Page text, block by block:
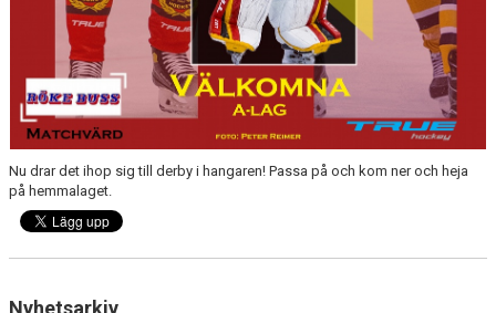
Nu drar det ihop sig till derby i hangaren! Passa på och kom ner och heja
på hemmalaget.
Nyhetsarkiv